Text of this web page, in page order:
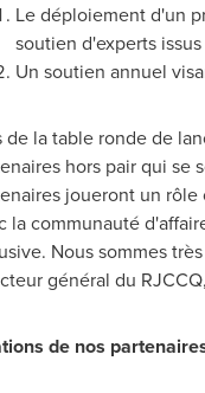
Le déploiement d'un
soutien d'experts
Un soutien annuel
de latable ronde de
hors pair qui se
joueront un
la communauté
Nous sommes
général du RJCCQ,
de nos